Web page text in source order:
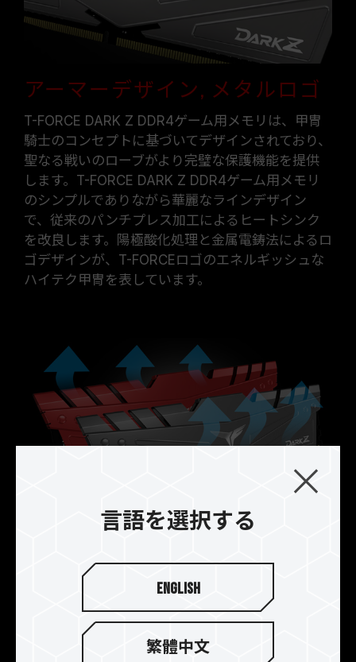
ロックによる不安定性が発生した場合は、BIOS
の設定をデフォルトに戻してください。
メモリモジュールに表示されている周波数は「最
大対応周波数」であり、システムによって最大周
波数まで対応しない場合がございます。
するオーバークロック技術（XMP 2.0）をサポー
トしているかをご確認ください。対応していない
場合、メモリは指定のオーバークロック周波数に
達しない可能性があります。
TEAMGROUPのメモリモジュールは標準電圧範
囲内でテストされています。マザーボードやプロ
セッサの故障が発生した場合は、それぞれの製造
元のアフターサービスにお問い合わせください。
アーマーデザイン, メタルロゴ
T-FORCE DARK Z DDR4ゲーム用メモリは、甲冑
騎士のコンセプトに基づいてデザインされており、
聖なる戦いのローブがより完璧な保護機能を提供
します。T-FORCE DARK Z DDR4ゲーム用メモリ
のシンプルでありながら華麗なラインデザイン
で、従来のパンチプレス加工によるヒートシンク
を改良します。陽極酸化処理と金属電鋳法によるロ
ゴデザインが、T-FORCEロゴのエネルギッシュな
ハイテク甲冑を表しています。
熱性能
T-FORCE DARK Z DDR4ゲーム用メモリのまった
く新しい冷却モジュールは、完全な保護と放熱性
能向上のために設計されました。ヒートスプレッ
言語を選択する
English
繁體中文